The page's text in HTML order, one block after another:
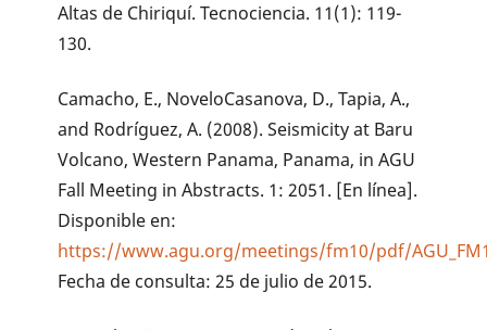
Altas de Chiriquí. Tecnociencia. 11(1): 119-
130.
Camacho, E., NoveloCasanova, D., Tapia, A.,
and Rodríguez, A. (2008). Seismicity at Baru
Volcano, Western Panama, Panama, in AGU
Fall Meeting in Abstracts. 1: 2051. [En línea].
Disponible en:
https://www.agu.org/meetings/fm10/pdf/
Fecha de consulta: 25 de julio de 2015.